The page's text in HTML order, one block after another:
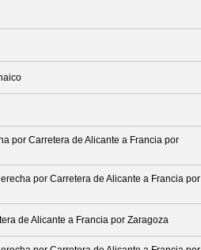
por Carretera de Alicante a Francia por
por Carretera de Alicante a Francia por
de Alicante a Francia por Zaragoza